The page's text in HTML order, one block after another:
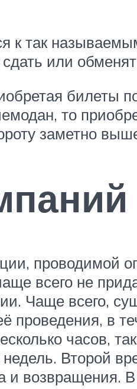
к так
или
билеты
то
заметно
проводимой
всего не
Чаще всего,
в
часов,
Второй
и возвращения.